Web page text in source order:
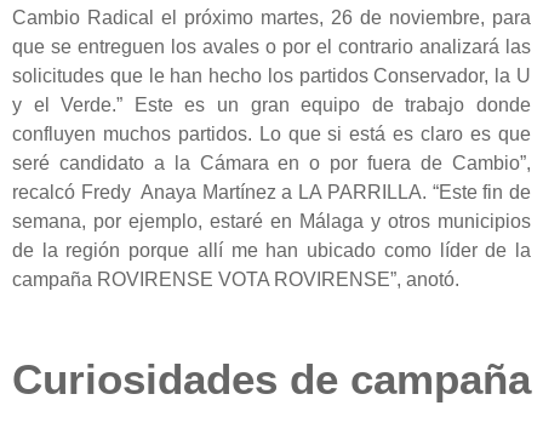
Cambio Radical el próximo martes, 26 de noviembre, para
que se entreguen los avales o por el contrario analizará las
solicitudes que le han hecho los partidos Conservador, la U
y el Verde.” Este es un gran equipo de trabajo donde
confluyen muchos partidos. Lo que si está es claro es que
seré candidato a la Cámara en o por fuera de Cambio”,
recalcó Fredy Anaya Martínez a LA PARRILLA. “Este fin de
semana, por ejemplo, estaré en Málaga y otros municipios
de la región porque allí me han ubicado como líder de la
campaña ROVIRENSE VOTA ROVIRENSE”, anotó.
Curiosidades de campaña